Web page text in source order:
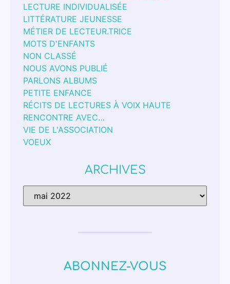
LECTURE INDIVIDUALISÉE
LITTÉRATURE JEUNESSE
MÉTIER DE LECTEUR.TRICE
MOTS D'ENFANTS
NON CLASSÉ
NOUS AVONS PUBLIÉ
PARLONS ALBUMS
PETITE ENFANCE
RÉCITS DE LECTURES À VOIX HAUTE
RENCONTRE AVEC…
VIE DE L'ASSOCIATION
VOEUX
ARCHIVES
ABONNEZ-VOUS